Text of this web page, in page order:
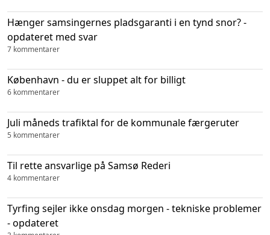
Hænger samsingernes pladsgaranti i en tynd snor? -
opdateret med svar
7 kommentarer
København - du er sluppet alt for billigt
6 kommentarer
Juli måneds trafiktal for de kommunale færgeruter
5 kommentarer
Til rette ansvarlige på Samsø Rederi
4 kommentarer
Tyrfing sejler ikke onsdag morgen - tekniske problemer
- opdateret